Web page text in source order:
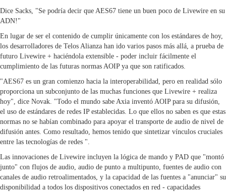
Dice Sacks, "Se podría decir que AES67 tiene un buen poco de Livewire en su
ADN!"
En lugar de ser el contenido de cumplir únicamente con los estándares de hoy,
los desarrolladores de Telos Alianza han ido varios pasos más allá, a prueba de
futuro Livewire + haciéndola extensible - poder incluir fácilmente el
cumplimiento de las futuras normas AOIP ya que son ratificados.
"AES67 es un gran comienzo hacia la interoperabilidad, pero en realidad sólo
proporciona un subconjunto de las muchas funciones que Livewire + realiza
hoy", dice Novak. "Todo el mundo sabe Axia inventó AOIP para su difusión,
el uso de estándares de redes IP establecidas. Lo que ellos no saben es que estas
normas no se habían combinado para apoyar el transporte de audio de nivel de
difusión antes. Como resultado, hemos tenido que sintetizar vínculos cruciales
entre las tecnologías de redes ".
Las innovaciones de Livewire incluyen la lógica de mando y PAD que "montó
junto" con flujos de audio, audio de punto a multipunto, fuentes de audio con
canales de audio retroalimentados, y la capacidad de las fuentes a "anunciar" su
disponibilidad a todos los dispositivos conectados en red - capacidades